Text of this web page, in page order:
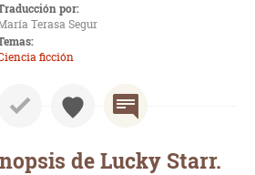
por:
Terasa Segur
ficción
de Lucky Starr.